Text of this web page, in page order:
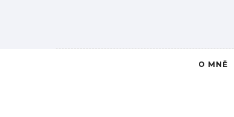
O MNĚ